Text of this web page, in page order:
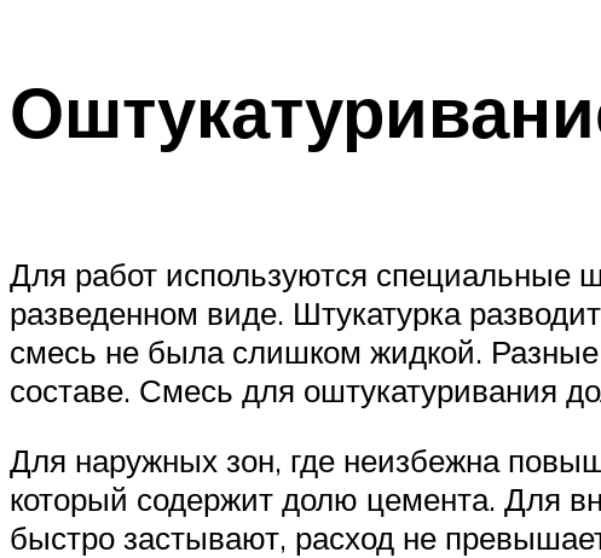
Для работ используются специальные
разведенном виде. Штукатурка
смесь не была слишком жидкой.
составе. Смесь для оштукатуривания
Для наружных зон, где неизбежна
который содержит долю цемента. Для
быстро застывают, расход не